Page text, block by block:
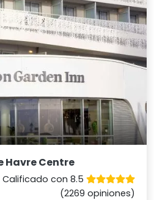
Havre Centre
Calificado con 8.5
(2269 opiniones)